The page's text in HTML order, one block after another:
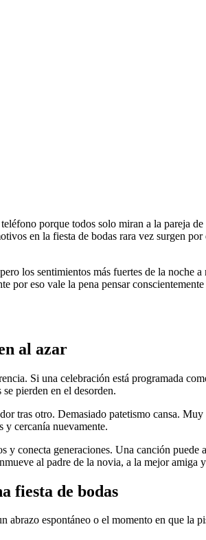
porque todos solo miran a la pareja
en la fiesta de bodas rara vez surgen
los sentimientos más fuertes de la noche
eso vale la pena pensar
al azar
Si una celebración está programada
pierden en el desorden.
tras otro. Demasiado patetismo cansa.
y cercanía nuevamente.
y conecta generaciones. Una canción
al padre de la novia, a la mejor amiga
fiesta de bodas
espontáneo o el momento en que la